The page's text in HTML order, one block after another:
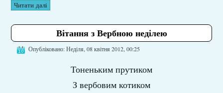
Читати далі
Вітання з Вербною неділею
Опубліковано: Неділя, 08 квітня 2012, 00:25
Тоненьким прутиком
З вербовим котиком